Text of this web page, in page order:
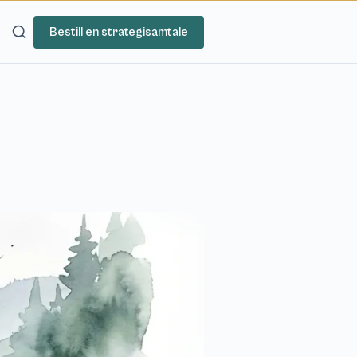
Bestill en strategisamtale